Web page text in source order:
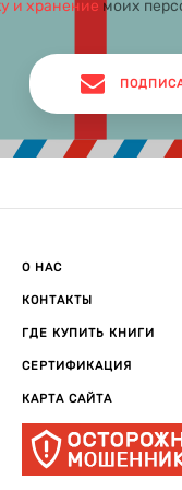
и хранение моих
О НАС
КОНТАКТЫ
ГДЕ КУПИТЬ КНИГИ
СЕРТИФИКАЦИЯ
КАРТА САЙТА